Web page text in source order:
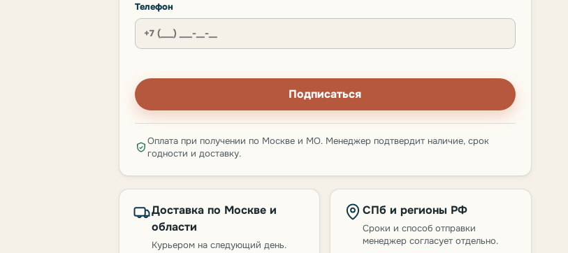
Телефон
Подписаться
Оплата при получении по Москве и МО. Менеджер подтвердит наличие, срок
годности и доставку.
Доставка по Москве и
области
Курьером на следующий день.
СПб и регионы РФ
Сроки и способ отправки
менеджер согласует отдельно.